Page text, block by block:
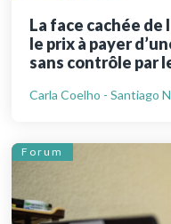
La face cachée
le prix à payer
sans contrôle par
Carla Coelho - Santiago
Forum